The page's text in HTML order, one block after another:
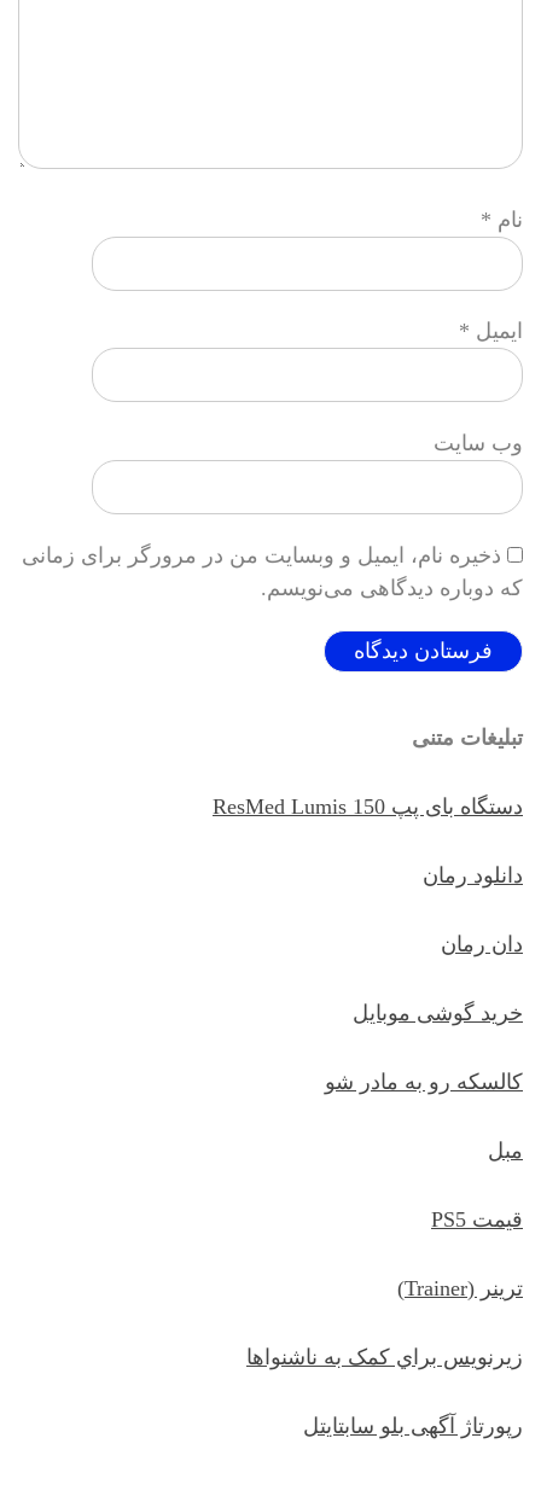
نام *
ایمیل *
وب‌ سایت
ذخیره نام، ایمیل و وبسایت من در مرورگر برای زمانی
که دوباره دیدگاهی می‌نویسم.
تبلیغات متنی
دستگاه بای پپ ResMed Lumis 150
دانلود رمان
دان رمان
خرید گوشی موبایل
کالسکه رو به مادر شو
مبل
قیمت PS5
ترينر (Trainer)
زيرنويس براي کمک به ناشنواها
رپورتاژ آگهی بلو سابتایتل